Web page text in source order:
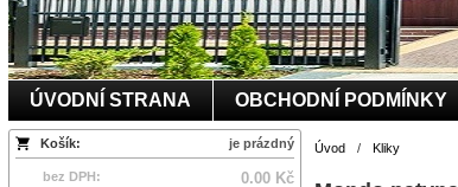
ÚVODNÍ STRANA OBCHODNÍ PODMÍNKY
Košík: je prázdný
bez DPH: 0.00 Kč
Úvod / Kliky